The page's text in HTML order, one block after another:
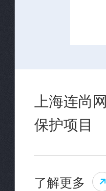
上海连尚
保护项目
了解更多 